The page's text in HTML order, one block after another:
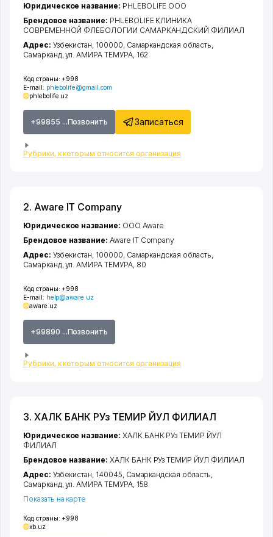
Код страны: +998
E-mail: phlebolife@gmail.com
phlebolife.uz
+99855 ...Позвонить Записаться
Рубрики, к которым относится организация
Юридическое название: PHLEBOLIFE ООО
Брендовое название: PHLEBOLIFE КЛИНИКА
СОВРЕМЕННОЙ ФЛЕБОЛОГИИ САМАРКАНДСКИЙ ФИЛИАЛ
Адрес: Узбекистан, 100000, Самаркандская область,
Самарканд,ул. АМИРА ТЕМУРА, 162
2. Aware IT Company
Код страны: +998
E-mail: help@aware.uz
aware.uz
+99890 ...Позвонить
Рубрики, к которым относится организация
Юридическое название: ООО Aware
Брендовое название: Aware IT Company
Адрес: Узбекистан, 100000, Самаркандская область,
Самарканд,ул. АМИРА ТЕМУРА, 80
3. ХАЛК БАНК РУз ТЕМИР ЙУЛ ФИЛИАЛ
Код страны: +998
xb.uz
Юридическое название: ХАЛК БАНК РУз ТЕМИР ЙУЛ
ФИЛИАЛ
Брендовое название: ХАЛК БАНК РУз ТЕМИР ЙУЛ ФИЛИАЛ
Адрес: Узбекистан, 140045, Самаркандская область,
Самарканд,ул. АМИРА ТЕМУРА, 158
Показать на карте